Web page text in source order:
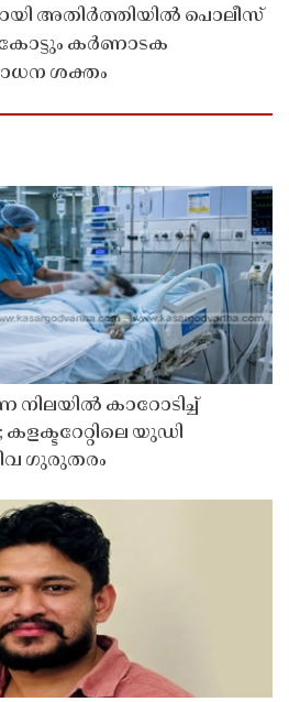
അതിർത്തിയിൽ പൊലീസ്
കർണാടക
ശക്തം
നിലയിൽ കാറോടിച്ച്
യുഡി
ഗുരുതരം